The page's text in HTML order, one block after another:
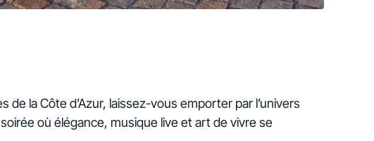
de la Côte d’Azur, laissez-vous emporter par l’univers
où élégance, musique live et art de vivre se